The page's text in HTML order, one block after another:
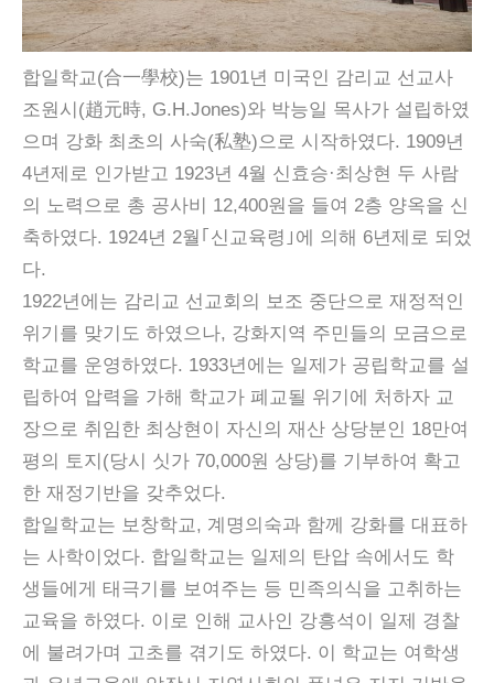
합일학교(合一學校)는 1901년 미국인 감리교 선교사
조원시(趙元時, G.H.Jones)와 박능일 목사가 설립하였
으며 강화 최초의 사숙(私塾)으로 시작하였다. 1909년
4년제로 인가받고 1923년 4월 신효승·최상현 두 사람
의 노력으로 총 공사비 12,400원을 들여 2층 양옥을 신
축하였다. 1924년 2월｢신교육령｣에 의해 6년제로 되었
다.
1922년에는 감리교 선교회의 보조 중단으로 재정적인
위기를 맞기도 하였으나, 강화지역 주민들의 모금으로
학교를 운영하였다. 1933년에는 일제가 공립학교를 설
립하여 압력을 가해 학교가 폐교될 위기에 처하자 교
장으로 취임한 최상현이 자신의 재산 상당분인 18만여
평의 토지(당시 싯가 70,000원 상당)를 기부하여 확고
한 재정기반을 갖추었다.
합일학교는 보창학교, 계명의숙과 함께 강화를 대표하
는 사학이었다. 합일학교는 일제의 탄압 속에서도 학
생들에게 태극기를 보여주는 등 민족의식을 고취하는
교육을 하였다. 이로 인해 교사인 강흥석이 일제 경찰
에 불려가며 고초를 겪기도 하였다. 이 학교는 여학생